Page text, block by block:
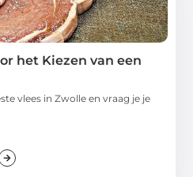
het Kiezen van een
vlees in Zwolle en vraag je je